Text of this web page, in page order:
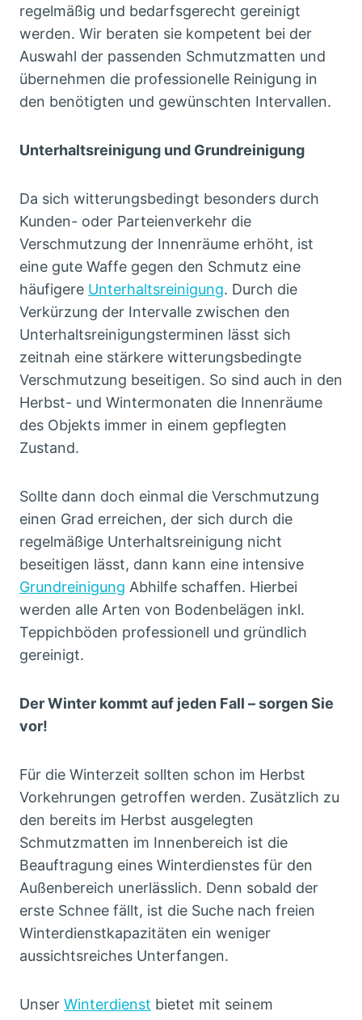
regelmäßig und bedarfsgerecht gereinigt
werden. Wir beraten sie kompetent bei der
Auswahl der passenden Schmutzmatten und
übernehmen die professionelle Reinigung in
den benötigten und gewünschten Intervallen.
Unterhaltsreinigung und Grundreinigung
Da sich witterungsbedingt besonders durch
Kunden- oder Parteienverkehr die
Verschmutzung der Innenräume erhöht, ist
eine gute Waffe gegen den Schmutz eine
häufigere Unterhaltsreinigung. Durch die
Verkürzung der Intervalle zwischen den
Unterhaltsreinigungsterminen lässt sich
zeitnah eine stärkere witterungsbedingte
Verschmutzung beseitigen. So sind auch in den
Herbst- und Wintermonaten die Innenräume
des Objekts immer in einem gepflegten
Zustand.
Sollte dann doch einmal die Verschmutzung
einen Grad erreichen, der sich durch die
regelmäßige Unterhaltsreinigung nicht
beseitigen lässt, dann kann eine intensive
Grundreinigung Abhilfe schaffen. Hierbei
werden alle Arten von Bodenbelägen inkl.
Teppichböden professionell und gründlich
gereinigt.
Der Winter kommt auf jeden Fall – sorgen Sie
vor!
Für die Winterzeit sollten schon im Herbst
Vorkehrungen getroffen werden. Zusätzlich zu
den bereits im Herbst ausgelegten
Schmutzmatten im Innenbereich ist die
Beauftragung eines Winterdienstes für den
Außenbereich unerlässlich. Denn sobald der
erste Schnee fällt, ist die Suche nach freien
Winterdienstkapazitäten ein weniger
aussichtsreiches Unterfangen.
Unser Winterdienst bietet mit seinem